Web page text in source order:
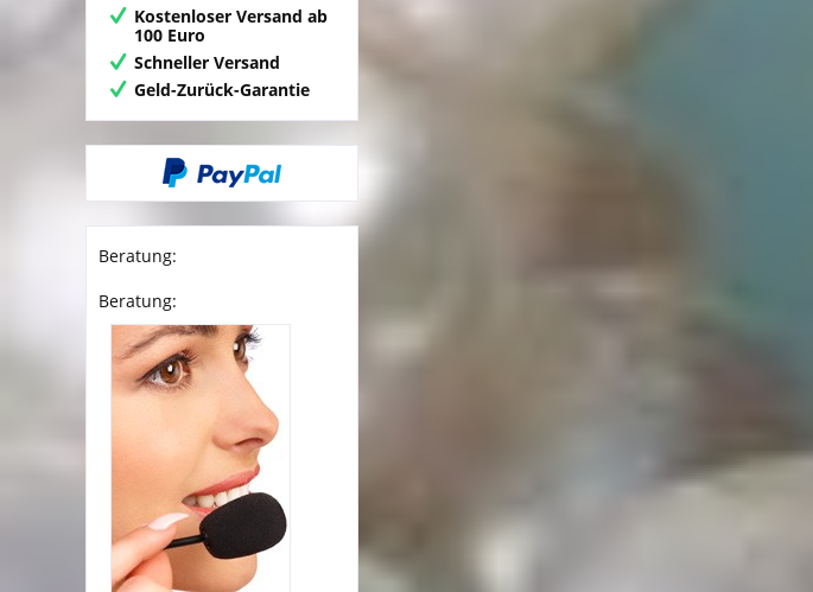
Kostenloser Versand ab
100 Euro
Schneller Versand
Geld-Zurück-Garantie
Beratung:
Beratung: